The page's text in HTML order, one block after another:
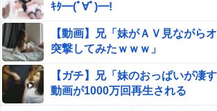
ｷﾀ━(ﾟ∀ﾟ)━!
【動画】兄「妹がＡＶ見ながら
突撃してみたｗｗｗ」
【ガチ】兄「妹のおっぱいが凄
動画が1000万回再生される